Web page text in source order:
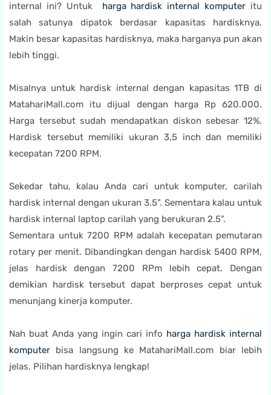
internal ini? Untuk harga hardisk internal komputer itu
salah satunya dipatok berdasar kapasitas hardisknya.
Makin besar kapasitas hardisknya, maka harganya pun akan
lebih tinggi.
Misalnya untuk hardisk internal dengan kapasitas 1TB di
MatahariMall.com itu dijual dengan harga Rp 620.000.
Harga tersebut sudah mendapatkan diskon sebesar 12%.
Hardisk tersebut memiliki ukuran 3,5 inch dan memiliki
kecepatan 7200 RPM.
Sekedar tahu, kalau Anda cari untuk komputer, carilah
hardisk internal dengan ukuran 3.5". Sementara kalau untuk
hardisk internal laptop carilah yang berukuran 2.5".
Sementara untuk 7200 RPM adalah kecepatan pemutaran
rotary per menit. Dibandingkan dengan hardisk 5400 RPM,
jelas hardisk dengan 7200 RPm lebih cepat. Dengan
demikian hardisk tersebut dapat berproses cepat untuk
menunjang kinerja komputer.
Nah buat Anda yang ingin cari info harga hardisk internal
komputer bisa langsung ke MatahariMall.com biar lebih
jelas. Pilihan hardisknya lengkap!